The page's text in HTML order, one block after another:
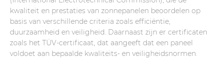
kwaliteit en prestaties van zonnepanelen beoordelen op
basis van verschillende criteria zoals efficiëntie,
duurzaamheid en veiligheid. Daarnaast zijn er certificaten
zoals het TÜV-certificaat, dat aangeeft dat een paneel
voldoet aan bepaalde kwaliteits- en veiligheidsnormen.